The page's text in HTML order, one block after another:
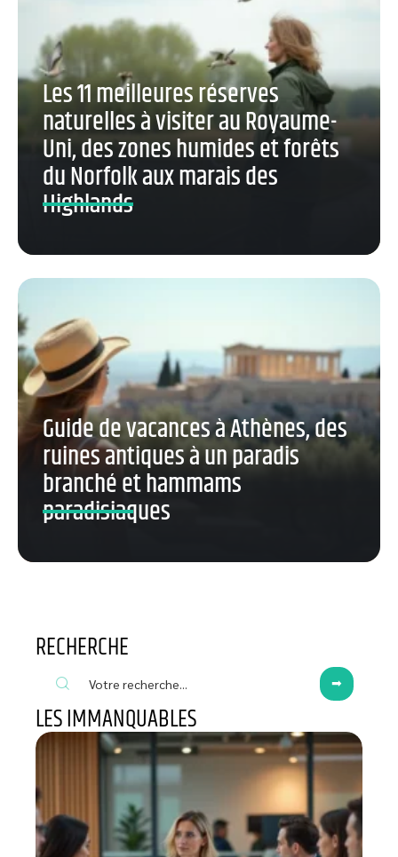
Les 11 meilleures réserves
naturelles à visiter au Royaume-
Uni, des zones humides et forêts
du Norfolk aux marais des
Highlands
Guide de vacances à Athènes, des
ruines antiques à un paradis
branché et hammams
paradisiaques
RECHERCHE
LES IMMANQUABLES